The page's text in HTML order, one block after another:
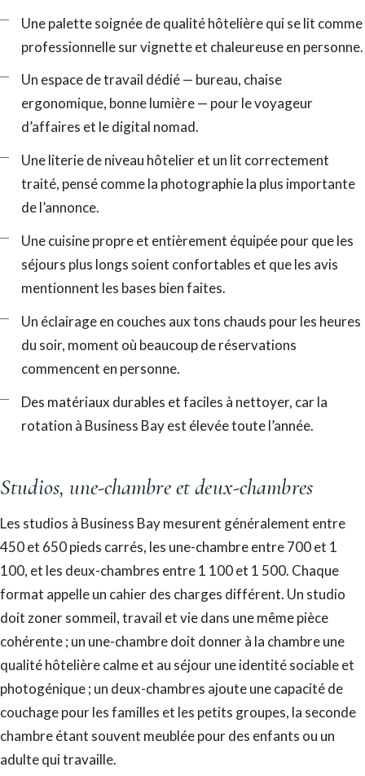
Une palette soignée de qualité hôtelière qui se lit comme
professionnelle sur vignette et chaleureuse en personne.
Un espace de travail dédié — bureau, chaise
ergonomique, bonne lumière — pour le voyageur
d’affaires et le digital nomad.
Une literie de niveau hôtelier et un lit correctement
traité, pensé comme la photographie la plus importante
de l’annonce.
Une cuisine propre et entièrement équipée pour que les
séjours plus longs soient confortables et que les avis
mentionnent les bases bien faites.
Un éclairage en couches aux tons chauds pour les heures
du soir, moment où beaucoup de réservations
commencent en personne.
Des matériaux durables et faciles à nettoyer, car la
rotation à Business Bay est élevée toute l’année.
Studios, une-chambre et deux-chambres
Les studios à Business Bay mesurent généralement entre
450 et 650 pieds carrés, les une-chambre entre 700 et 1
100, et les deux-chambres entre 1 100 et 1 500. Chaque
format appelle un cahier des charges différent. Un studio
doit zoner sommeil, travail et vie dans une même pièce
cohérente ; un une-chambre doit donner à la chambre une
qualité hôtelière calme et au séjour une identité sociable et
photogénique ; un deux-chambres ajoute une capacité de
couchage pour les familles et les petits groupes, la seconde
chambre étant souvent meublée pour des enfants ou un
adulte qui travaille.